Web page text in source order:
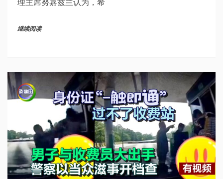
继续阅读